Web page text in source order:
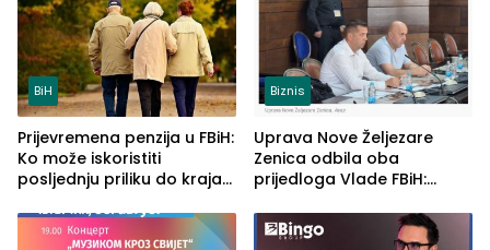
BiH
Prijevremena penzija u FBiH:
Ko može iskoristiti
posljednju priliku do kraja
Biznis
Uprava Nove Željezare
Zenica odbila oba
prijedloga Vlade FBiH:
rješenje